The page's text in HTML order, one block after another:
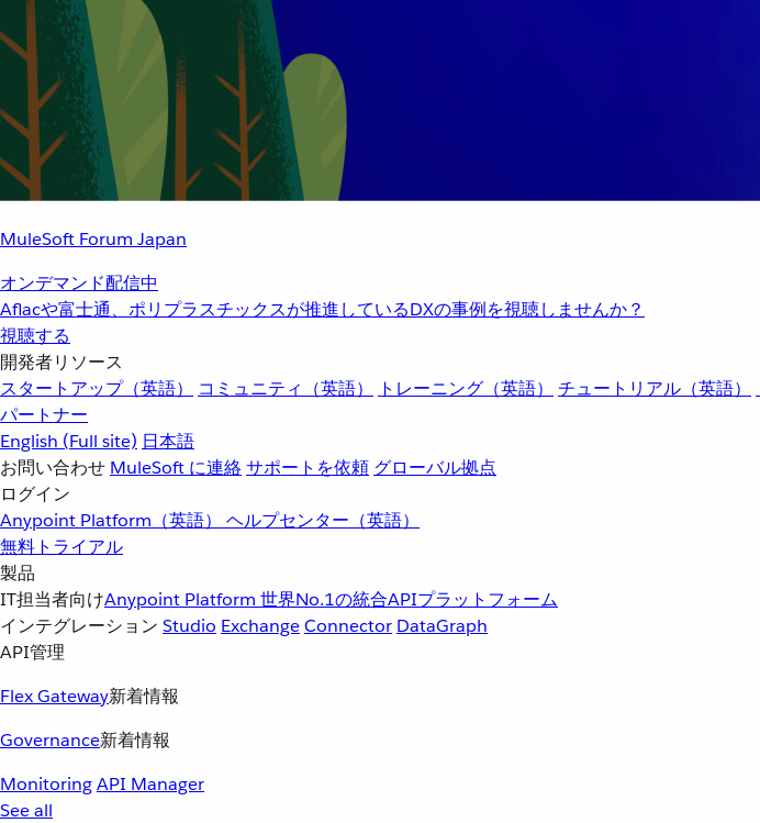
MuleSoft Forum Japan
オンデマンド配信中
Aflacや富士通、ポリプラスチックスが推進しているDXの事例を視聴しませんか？
視聴する
開発者リソース
スタートアップ（英語）
コミュニティ（英語） トレーニング（英語） チュートリアル（英語）
パートナー
English (Full site) 日本語
お問い合わせ MuleSoft に連絡サポートを依頼 グローバル拠点
ログイン
Anypoint Platform（英語） ヘルプセンター（英語）
無料トライアル
製品
IT担当者向けAnypoint Platform 世界No.1の統合APIプラットフォーム
インテグレーション Studio ExchangeConnector DataGraph
API管理
Flex Gateway新着情報
Governance新着情報
MonitoringAPI Manager
See all